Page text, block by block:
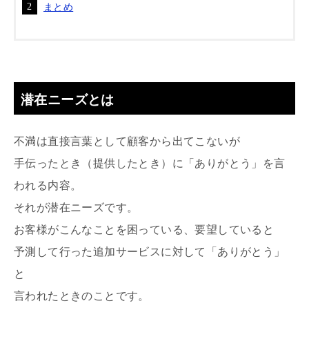
まとめ
潜在ニーズとは
不満は直接言葉として顧客から出てこないが
手伝ったとき（提供したとき）に「ありがとう」を言
われる内容。
それが潜在ニーズです。
お客様がこんなことを困っている、要望していると
予測して行った追加サービスに対して「ありがとう」
と
言われたときのことです。